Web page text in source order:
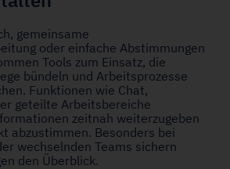
gemeinsame
oder einfache Abstimmungen
Tools zum Einsatz, die
bündeln und Arbeitsprozesse
Funktionen wie Chat,
geteilte Arbeitsbereiche
zeitnah weiterzugeben
abzustimmen. Besonders bei
wechselnden Teams sichern
den Überblick.